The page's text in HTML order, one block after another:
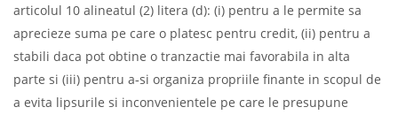
articolul 10 alineatul (2) litera (d): (i) pentru a le permite sa
aprecieze suma pe care o platesc pentru credit, (ii) pentru a
stabili daca pot obtine o tranzactie mai favorabila in alta
parte si (iii) pentru a‑si organiza propriile finante in scopul de
a evita lipsurile si inconvenientele pe care le presupune